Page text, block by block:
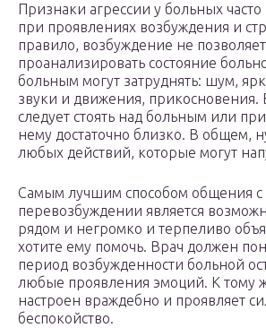
Признаки агрессии у больных
при проявлениях возбуждения и
правило, возбуждение не
проанализировать состояние
больным могут затруднять: шум,
звуки и движения, прикосновения.
следует стоять над больным или
нему достаточно близко. В общем,
любых действий, которые могут
Самым лучшим способом общения
перевозбуждении является
рядом и негромко и терпеливо
хотите ему помочь. Врач должен
период возбужденности больной
любые проявления эмоций. К тому
настроен враждебно и проявляет
беспокойство.